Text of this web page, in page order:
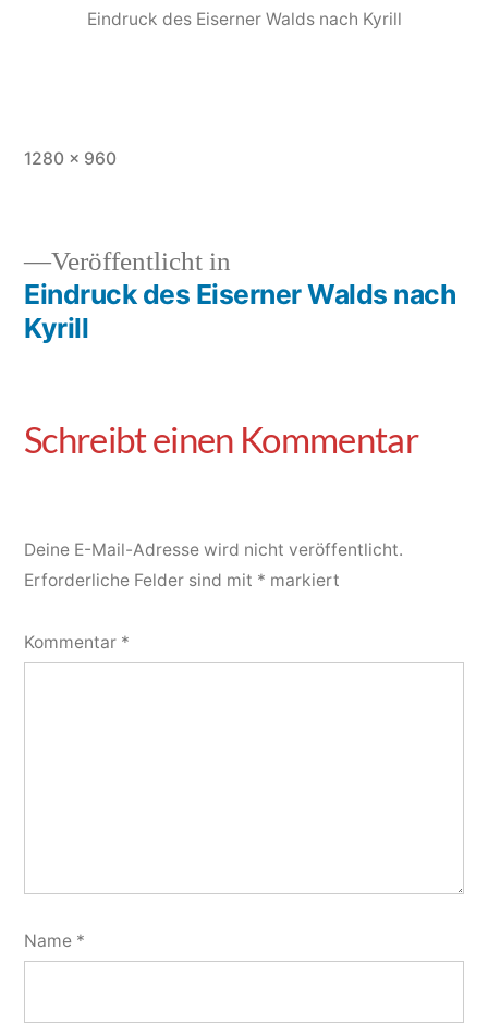
Eindruck des Eiserner Walds nach Kyrill
1280 × 960
Veröffentlicht in
Eindruck des Eiserner Walds nach
Kyrill
Deine E-Mail-Adresse wird nicht veröffentlicht.
Erforderliche Felder sind mit * markiert
Kommentar *
Name *